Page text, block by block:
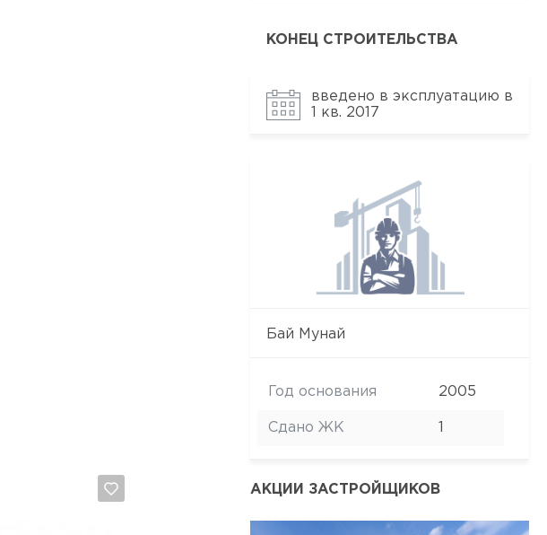
КОНЕЦ СТРОИТЕЛЬСТВА
введено в эксплуатацию в
1 кв. 2017
Бай Мунай
Год основания 2005
Сдано ЖК
АКЦИИ ЗАСТРОЙЩИКОВ